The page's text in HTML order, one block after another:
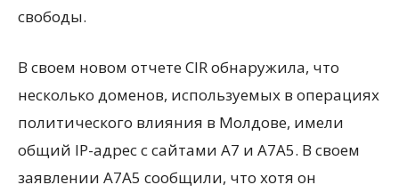
свободы.
В своем новом отчете CIR обнаружила, что
несколько доменов, используемых в операциях
политического влияния в Молдове, имели
общий IP-адрес с сайтами A7 и A7A5. В своем
заявлении A7A5 сообщили, что хотя он